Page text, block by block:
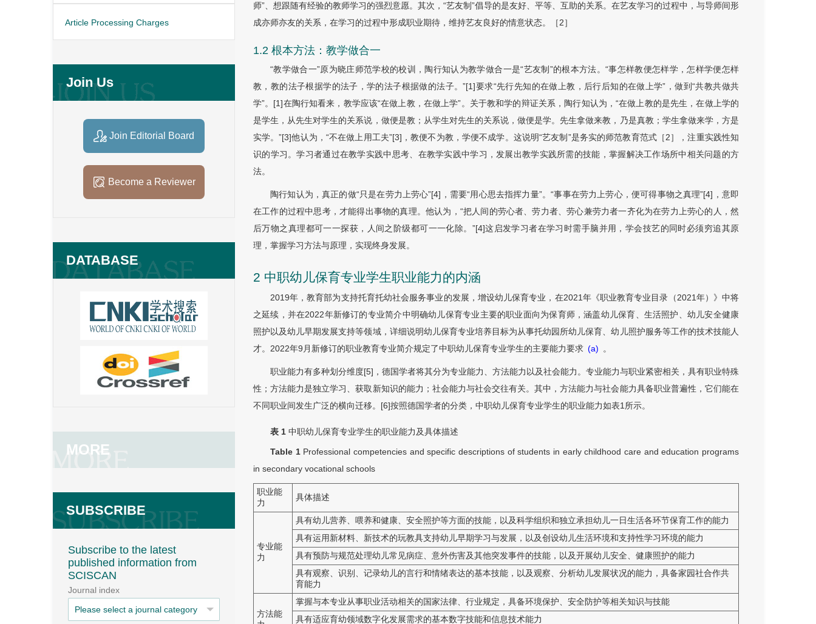
Article Processing Charges
Join Us
Join Editorial Board
Become a Reviewer
DATABASE
MORE
SUBSCRIBE
Subscribe to the latest
published information from
SCISCAN
Journal index
师”、想跟随有经验的教师学习的强烈意愿。其次，“艺友制”倡导的是友好、平等、互助的关系。在艺友学习的过程中，与导师间形
成亦师亦友的关系，在学习的过程中形成职业期待，维持艺友良好的情意状态。
［2］
1.2 根本方法：教学做合一
“教学做合一”原为晓庄师范学校的校训，陶行知认为教学做合一是“艺友制”的根本方法。“事怎样教便怎样学，怎样学便怎样
教，教的法子根据学的法子，学的法子根据做的法子。”[1]要求“先行先知的在做上教，后行后知的在做上学”，做到“共教共做共
学”。[1]在陶行知看来，教学应该“在做上教，在做上学”。关于教和学的辩证关系，陶行知认为，“在做上教的是先生，在做上学的
是学生，从先生对学生的关系说，做便是教；从学生对先生的关系说，做便是学。先生拿做来教，乃是真教；学生拿做来学，方是
实学。”[3]他认为，“不在做上用工夫”[3]，教便不为教，学便不成学。这说明“艺友制”是务实的师范教育范式［2］，注重实践性知
识的学习。学习者通过在教学实践中思考、在教学实践中学习，发展出教学实践所需的技能，掌握解决工作场所中相关问题的方
法。
陶行知认为，真正的做“只是在劳力上劳心”[4]，需要“用心思去指挥力量”。“事事在劳力上劳心，便可得事物之真理”[4]，意即
在工作的过程中思考，才能得出事物的真理。他认为，“把人间的劳心者、劳力者、劳心兼劳力者一齐化为在劳力上劳心的人，然
后万物之真理都可一一探获，人间之阶级都可一一化除。”[4]这启发学习者在学习时需手脑并用，学会技艺的同时必须穷追其原
理，掌握学习方法与原理，实现终身发展。
2 中职幼儿保育专业学生职业能力的内涵
2019年，教育部为支持托育托幼社会服务事业的发展，增设幼儿保育专业，在2021年《职业教育专业目录（2021年）》中将
之延续，并在2022年新修订的专业简介中明确幼儿保育专业主要的职业面向为保育师，涵盖幼儿保育、生活照护、幼儿安全健康
照护以及幼儿早期发展支持等领域，详细说明幼儿保育专业培养目标为从事托幼园所幼儿保育、幼儿照护服务等工作的技术技能人
才。2022年9月新修订的职业教育专业简介规定了中职幼儿保育专业学生的主要能力要求 (a) 。
职业能力有多种划分维度[5]，德国学者将其分为专业能力、方法能力以及社会能力。专业能力与职业紧密相关，具有职业特殊
性；方法能力是独立学习、获取新知识的能力；社会能力与社会交往有关。其中，方法能力与社会能力具备职业普遍性，它们能在
不同职业间发生广泛的横向迁移。[6]按照德国学者的分类，中职幼儿保育专业学生的职业能力如表1所示。
表 1 中职幼儿保育专业学生的职业能力及具体描述
Table 1 Professional competencies and specific descriptions of students in early childhood care and education programs
in secondary vocational schools
职业能
力
具体描述
专业能
力
具有幼儿营养、喂养和健康、安全照护等方面的技能，以及科学组织和独立承担幼儿一日生活各环节保育工作的能力
具有运用新材料、新技术的玩教具支持幼儿早期学习与发展，以及创设幼儿生活环境和支持性学习环境的能力
具有预防与规范处理幼儿常见病症、意外伤害及其他突发事件的技能，以及开展幼儿安全、健康照护的能力
具有观察、识别、记录幼儿的言行和情绪表达的基本技能，以及观察、分析幼儿发展状况的能力，具备家园社合作共
育能力
方法能
掌握与本专业从事职业活动相关的国家法律、行业规定，具备环境保护、安全防护等相关知识与技能
具有适应育幼领域数字化发展需求的基本数字技能和信息技术能力